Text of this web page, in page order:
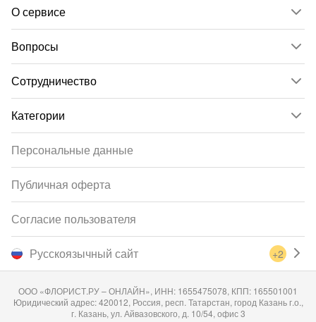
О сервисе
Вопросы
Сотрудничество
Категории
Русскоязычный сайт +2
Персональные данные
Публичная оферта
Согласие пользователя
ООО «ФЛОРИСТ.РУ – ОНЛАЙН», ИНН: 1655475078, КПП: 165501001
Юридический адрес: 420012, Россия, респ. Татарстан, город Казань г.о.,
г. Казань, ул. Айвазовского, д. 10/54, офис 3